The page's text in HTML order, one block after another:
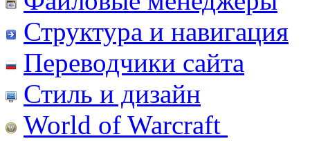
Структура и навигация
Переводчики сайта
Стиль и дизайн
World of Warcraft